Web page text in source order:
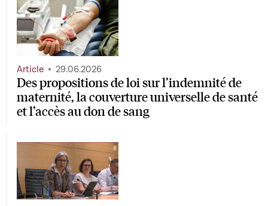
Des propositions de loi sur l’indemnité de
maternité, la couverture universelle de santé
et l’accès au don de sang
Article 29.06.2026